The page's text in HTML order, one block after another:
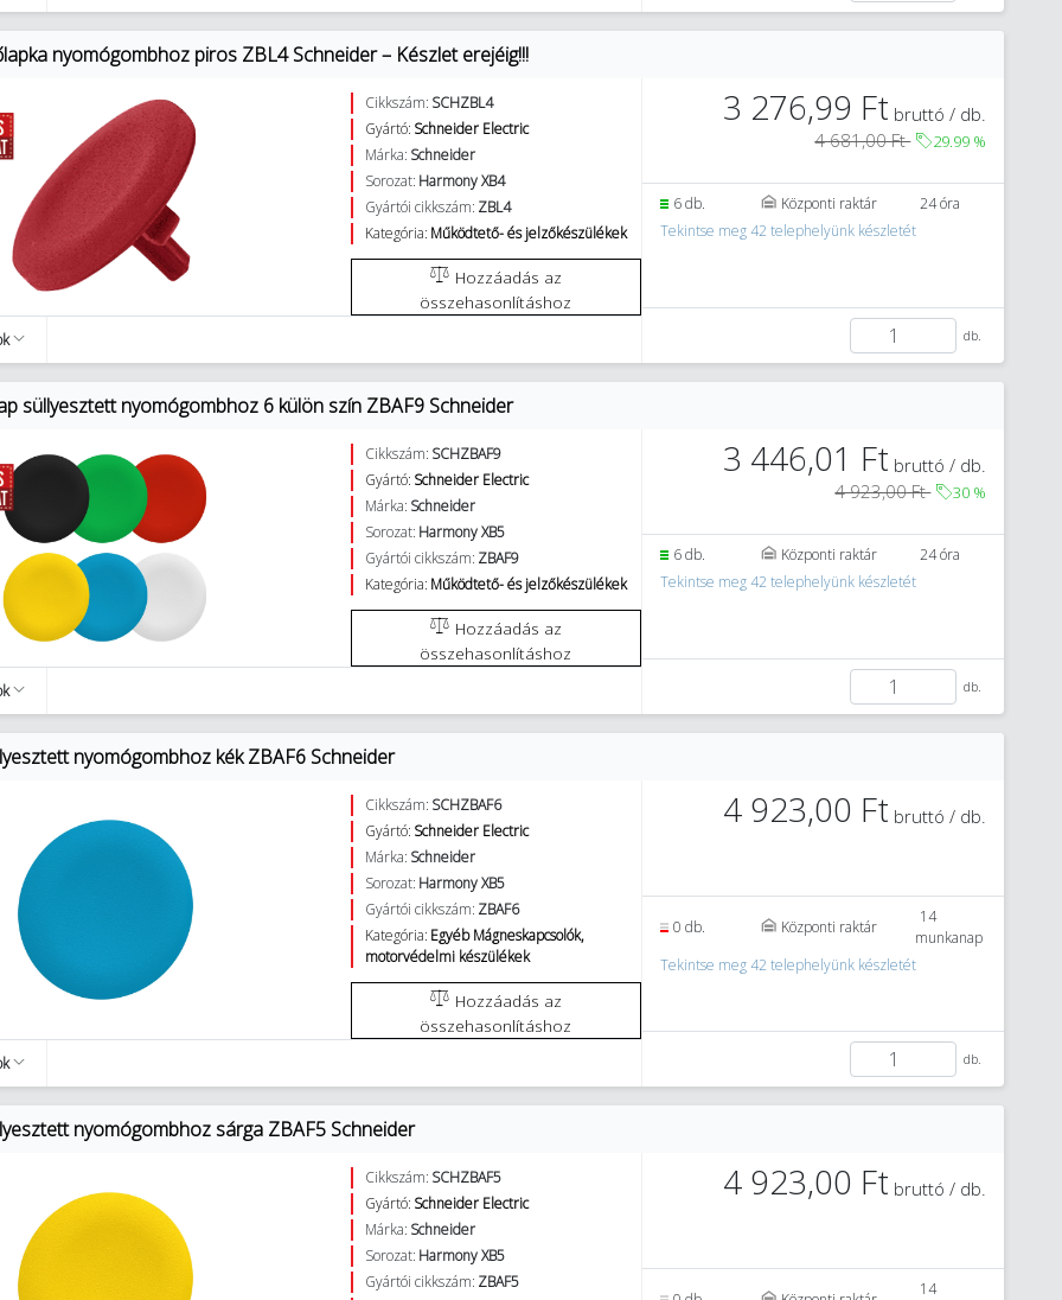
nyomógombhoz piros ZBL4 Schneider – Készlet erejéig!!!
Cikkszám: SCHZBL4
Gyártó: Schneider Electric
Márka: Schneider
Sorozat: Harmony XB4
Gyártói cikkszám: ZBL4
Kategória: Működtető- és jelzőkészülékek
összehasonlításhoz
3 276,99 Ft bruttó / db.
4 681,00 Ft
29.99 %
6 db. Központi raktár
24 óra
Tekintse meg 42 telephelyünk készletét
db.
süllyesztett nyomógombhoz 6 külön szín ZBAF9 Schneider
Cikkszám: SCHZBAF9
Gyártó: Schneider Electric
Márka: Schneider
Sorozat: Harmony XB5
Gyártói cikkszám: ZBAF9
Kategória: Működtető- és jelzőkészülékek
összehasonlításhoz
3 446,01 Ft bruttó / db.
4 923,00 Ft
30 %
6 db. Központi raktár
24 óra
Tekintse meg 42 telephelyünk készletét
db.
nyomógombhoz kék ZBAF6 Schneider
Cikkszám: SCHZBAF6
Gyártó: Schneider Electric
Márka: Schneider
Sorozat: Harmony XB5
Gyártói cikkszám: ZBAF6
Kategória: Egyéb Mágneskapcsolók,
motorvédelmi készülékek
összehasonlításhoz
4 923,00 Ft bruttó / db.
0 db. Központi raktár
14
munkanap
Tekintse meg 42 telephelyünk készletét
db.
nyomógombhoz sárga ZBAF5 Schneider
Cikkszám: SCHZBAF5
Gyártó: Schneider Electric
Márka: Schneider
Sorozat: Harmony XB5
Gyártói cikkszám: ZBAF5
4 923,00 Ft bruttó / db.
14